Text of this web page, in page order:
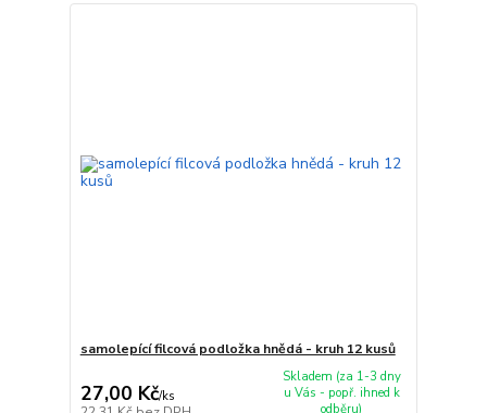
samolepící filcová podložka hnědá - kruh 12 kusů
27,00 Kč/ks
Skladem (za 1-3 dny
u Vás - popř. ihned k
odběru)